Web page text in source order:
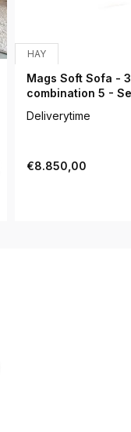
HAY
Mags Soft Sofa -
combination 5 -
Deliverytime
€8.850,00